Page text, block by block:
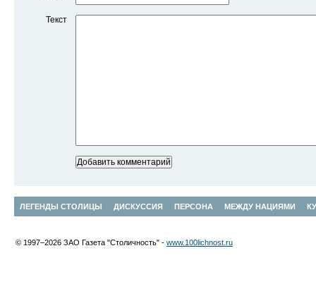
Текст
ЛЕГЕНДЫ СТОЛИЦЫ ДИСКУССИЯ ПЕРСОНА МЕЖДУ НАЦИЯМИ
© 1997–2026 ЗАО Газета "Столичность" - www.100lichnost.ru